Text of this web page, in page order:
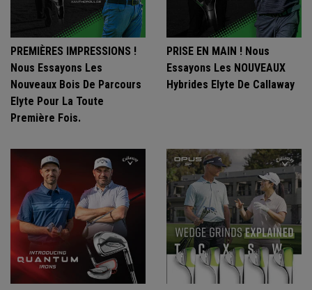
PREMIÈRES IMPRESSIONS !
Nous Essayons Les
Nouveaux Bois De Parcours
Elyte Pour La Toute
Première Fois.
PRISE EN MAIN ! Nous
Essayons Les NOUVEAUX
Hybrides Elyte De Callaway